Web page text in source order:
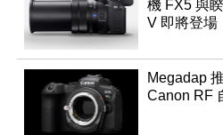
機 FX5 與
V 即將登場
Megadap
Canon RF